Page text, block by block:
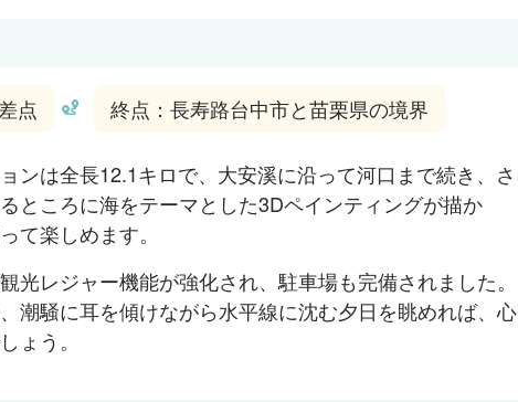
点 終点：長寿路台中市と苗栗県の境界
ンは全長12.1キロで、大安溪に沿って河口まで続き、さ
ところに海をテーマとした3Dペインティングが描か
て楽しめます。
光レジャー機能が強化され、駐車場も完備されました。
潮騒に耳を傾けながら水平線に沈む夕日を眺めれば、心
ょう。